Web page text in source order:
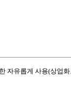
자유롭게 사용(상업